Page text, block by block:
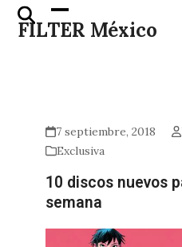
Skip
FILTER México
Open
mobile
Close
mobile
7 septiembre, 2018
Exclusiva
10 discos nuevos
semana